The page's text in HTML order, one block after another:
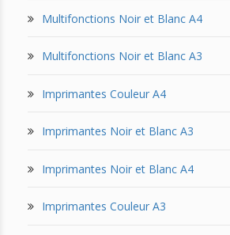
Multifonctions Noir et Blanc A4
Multifonctions Noir et Blanc A3
Imprimantes Couleur A4
Imprimantes Noir et Blanc A3
Imprimantes Noir et Blanc A4
Imprimantes Couleur A3